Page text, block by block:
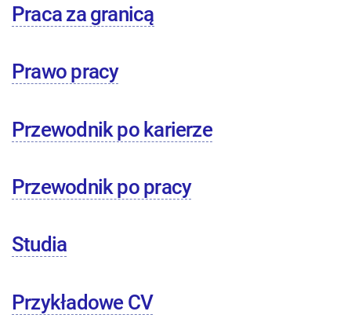
Praca za granicą
Prawo pracy
Przewodnik po karierze
Przewodnik po pracy
Studia
Przykładowe CV